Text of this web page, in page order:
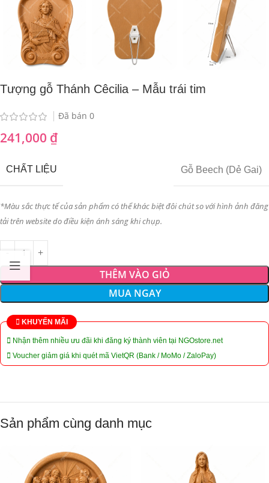
Tượng gỗ Thánh Cêcilia – Mẫu trái tim
Đã bán 0
241,000 ₫
CHẤT LIỆU Gỗ Beech (Dẻ Gai)
*Màu sắc thực tế của sản phẩm có thể khác biệt đôi chút so với hình ảnh đăng
tải trên website do điều kiện ánh sáng khi chụp.
THÊM VÀO GIỎ
MUA NGAY
KHUYẾN MÃI
Nhận thêm nhiều ưu đãi khi đăng ký thành viên tại NGOstore.net
Voucher giảm giá khi quét mã VietQR (Bank / MoMo / ZaloPay)
Sản phẩm cùng danh mục